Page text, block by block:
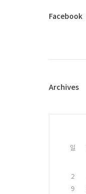
페
플
Facebook
Archives
일
2
9